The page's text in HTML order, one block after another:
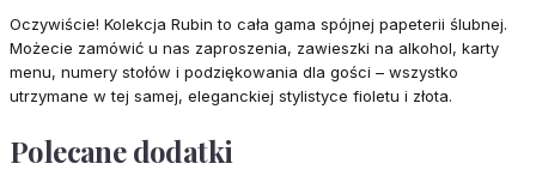
Oczywiście! Kolekcja Rubin to cała gama spójnej papeterii ślubnej.
Możecie zamówić u nas zaproszenia, zawieszki na alkohol, karty
menu, numery stołów i podziękowania dla gości – wszystko
utrzymane w tej samej, eleganckiej stylistyce fioletu i złota.
Polecane dodatki